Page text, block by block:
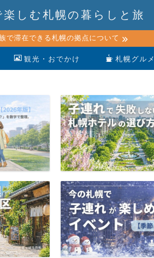
楽しむ札幌の暮らしと旅
で滞在できる札幌の拠点について
観光・おでかけ 札幌グルメ